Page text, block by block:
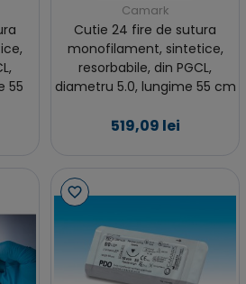
55
Camark
Cutie 24 fire de sutura
monofilament, sintetice,
resorbabile, din PGCL,
diametru 5.0, lungime 55 cm
519,09 lei